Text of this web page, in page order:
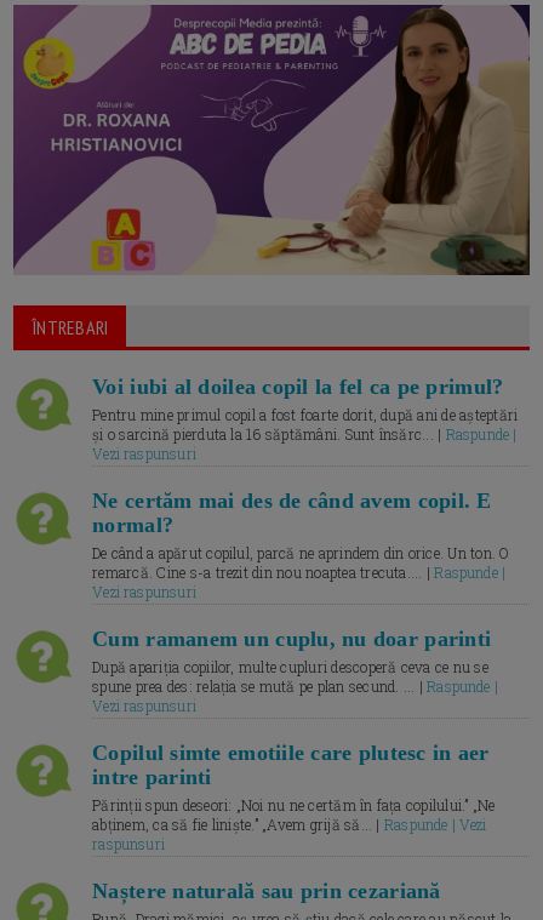
ÎNTREBARI
Voi iubi al doilea copil la fel ca pe primul?
Pentru mine primul copil a fost foarte dorit, după ani de așteptări
și o sarcină pierduta la 16 săptămâni. Sunt însărc... | Raspunde |
Vezi raspunsuri
Ne certăm mai des de când avem copil. E
normal?
De când a apărut copilul, parcă ne aprindem din orice. Un ton. O
remarcă. Cine s-a trezit din nou noaptea trecuta.... |Raspunde |
Vezi raspunsuri
Cum ramanem un cuplu, nu doar parinti
După apariția copiilor, multe cupluri descoperă ceva ce nu se
spune prea des: relația se mută pe plan secund. ... |Raspunde |
Vezi raspunsuri
Copilul simte emotiile care plutesc in aer
intre parinti
Părinții spun deseori: „Noi nu ne certăm în fața copilului.” „Ne
abținem, ca să fie liniște.” „Avem grijă să... | Raspunde | Vezi
raspunsuri
Naștere naturală sau prin cezariană